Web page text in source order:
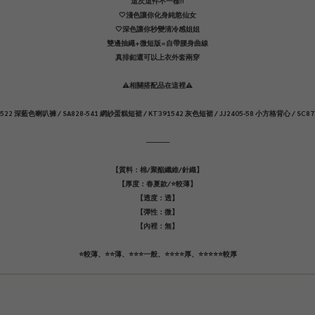
🤍淺色讓你化身純慾仙女
🤍深色讓你秒變清冷感姐姐
雙邊抽繩+微短版=自帶腰身曲線
真排釦還可以上衣外套兩穿
⚠️相關搭配品在這裡⚠️
深藍色喇叭褲 / SA828-541 網紗蛋糕短裙 / KT391542 灰色短裙 / JJ2405-58 小方格背心 /
-----------
【質料：棉/聚酯纖維/針織】
【厚度：春夏款/⭐️較薄】
【透度：透】
【彈性：微】
【內裡：無】
⭐️較薄、⭐️⭐️薄、⭐️⭐️⭐️一般、⭐️⭐️⭐️⭐️厚、⭐️⭐️⭐️⭐️⭐️較厚